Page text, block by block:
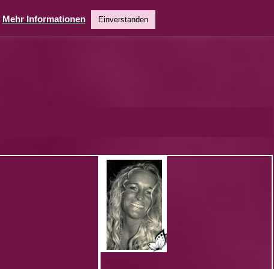
Mehr Informationen Einverstanden